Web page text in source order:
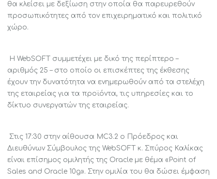
θα κλείσει με δεξίωση στην οποία θα παρευρεθούν
προσωπικότητες από τον επιχειρηματικό και πολιτικό
χώρο.
Η WebSOFT συμμετέχει με δικό της περίπτερο –
αριθμός 25 – στο οποίο οι επισκέπτες της έκθεσης
έχουν την δυνατότητα να ενημερωθούν από τα στελέχη
της εταιρείας για τα προϊόντα, τις υπηρεσίες και το
δίκτυο συνεργατών της εταιρείας.
Στις 17:30 στην αίθουσα MC3.2 ο Πρόεδρος και
Διευθύνων Σύμβουλος της WebSOFT κ. Σπύρος Καλίκας
είναι επίσημος ομιλητής της Oracle με θέμα «Point of
Sales and Oracle 10g». Στην ομιλία του θα δώσει έμφαση